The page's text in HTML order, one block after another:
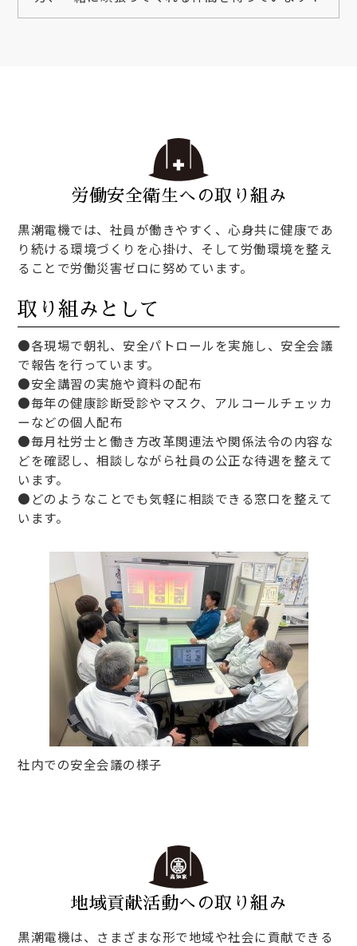
労働安全衛生への取り組み
黒潮電機では、社員が働きやすく、心身共に健康であ
り続ける環境づくりを心掛け、そして労働環境を整え
ることで労働災害ゼロに努めています。
取り組みとして
●各現場で朝礼、安全パトロールを実施し、安全会議
で報告を行っています。
●安全講習の実施や資料の配布
●毎年の健康診断受診やマスク、アルコールチェッカ
ーなどの個人配布
●毎月社労士と働き方改革関連法や関係法令の内容な
どを確認し、相談しながら社員の公正な待遇を整えて
います。
●どのようなことでも気軽に相談できる窓口を整えて
います。
社内での安全会議の様子
地域貢献活動への取り組み
黒潮電機は、さまざまな形で地域や社会に貢献できる